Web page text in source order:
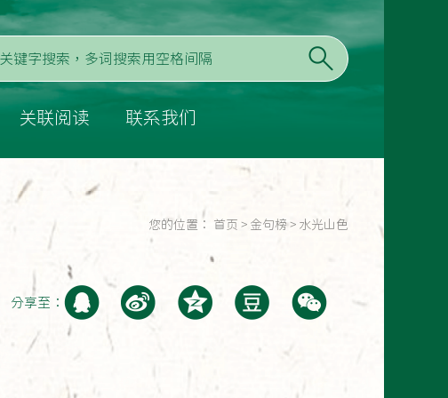
关联阅读 联系我们
您的位置： 首页 > 金句榜 > 水光山色
分享至：